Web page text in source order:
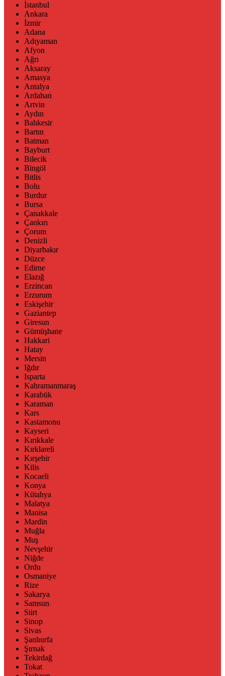
İstanbul
Ankara
İzmir
Adana
Adıyaman
Afyon
Ağrı
Aksaray
Amasya
Antalya
Ardahan
Artvin
Aydın
Balıkesir
Bartın
Batman
Bayburt
Bilecik
Bingöl
Bitlis
Bolu
Burdur
Bursa
Çanakkale
Çankırı
Çorum
Denizli
Diyarbakır
Düzce
Edirne
Elazığ
Erzincan
Erzurum
Eskişehir
Gaziantep
Giresun
Gümüşhane
Hakkari
Hatay
Mersin
Iğdır
Isparta
Kahramanmaraş
Karabük
Karaman
Kars
Kastamonu
Kayseri
Kırıkkale
Kırklareli
Kırşehir
Kilis
Kocaeli
Konya
Kütahya
Malatya
Manisa
Mardin
Muğla
Muş
Nevşehir
Niğde
Ordu
Osmaniye
Rize
Sakarya
Samsun
Siirt
Sinop
Sivas
Şanlıurfa
Şırnak
Tekirdağ
Tokat